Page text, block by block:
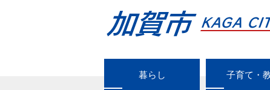
暮らし 子育て・